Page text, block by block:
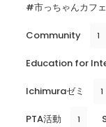
#市っちゃんカフェ
Community 1
Education for
Ichimuraゼミ 1
PTA活動 1